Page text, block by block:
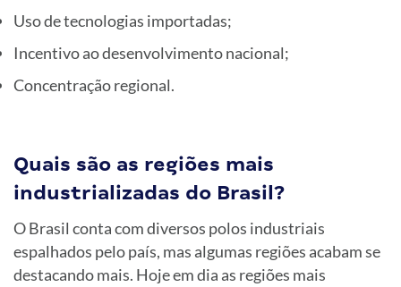
Uso de tecnologias importadas;
Incentivo ao desenvolvimento nacional;
Concentração regional.
Quais são as regiões mais
industrializadas do Brasil?
O Brasil conta com diversos polos industriais
espalhados pelo país, mas algumas regiões acabam se
destacando mais. Hoje em dia as regiões mais